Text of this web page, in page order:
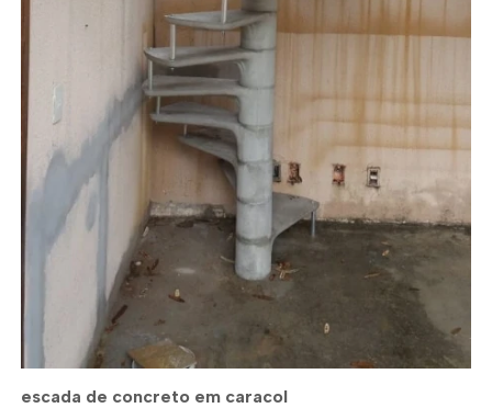
escada de concreto em caracol